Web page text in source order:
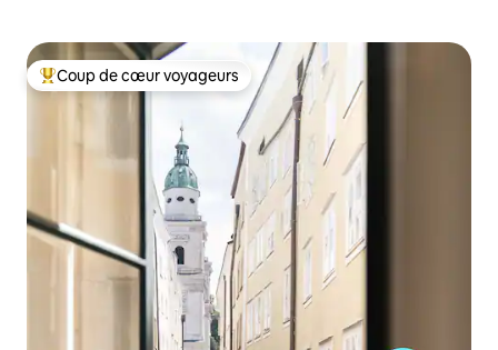
Coup de cœur voyageurs parmi les plus aimés
Coup de cœur voyageurs